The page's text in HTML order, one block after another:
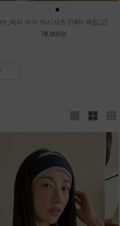
●
m_베리 자수 박시셔츠 [18차 재입고]
78,000원